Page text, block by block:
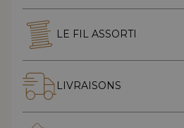
LE FIL ASSORTI
LIVRAISONS